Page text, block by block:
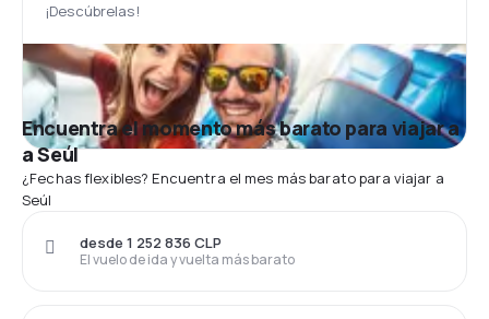
¡Descúbrelas!
Encuentra el momento más barato para viajar a
a Seúl
¿Fechas flexibles? Encuentra el mes más barato para viajar a
Seúl
El vuelo de ida y vuelta más barato
desde 1 252 836 CLP